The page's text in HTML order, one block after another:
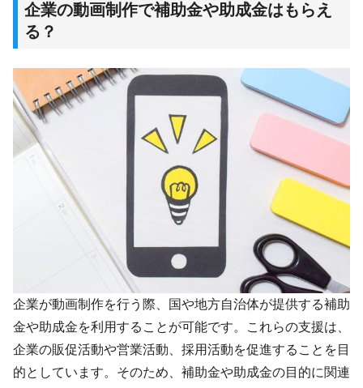
企業の動画制作で補助金や助成金はもらえ
る？
企業が動画制作を行う際、国や地方自治体が提供する補助
金や助成金を利用することが可能です。これらの支援は、
企業の販促活動や営業活動、採用活動を促進することを目
的としています。そのため、補助金や助成金の目的に関連